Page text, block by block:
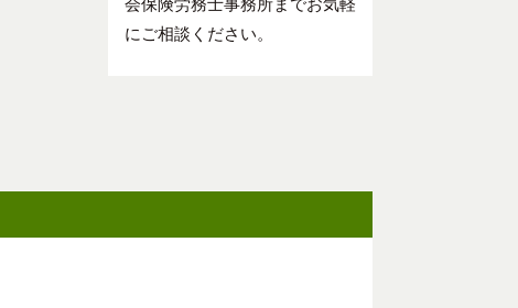
会保険労務士事務所までお気軽
にご相談ください。